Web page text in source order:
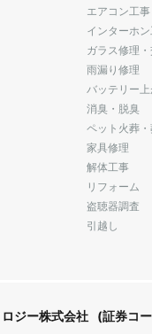
エアコン工事
インターホ
ガラス修理
雨漏り修理
バッテリー上
消臭・脱臭
ペット火葬
家具修理
解体工事
リフォーム
盗聴器調査
引越し
ジー株式会社 (証券コ